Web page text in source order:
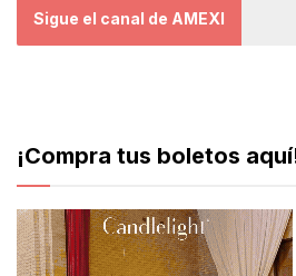
Sigue el canal de AMEXI
¡Compra tus boletos